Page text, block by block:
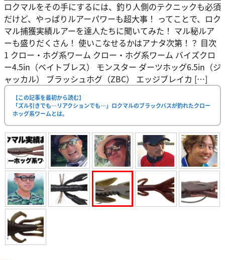
ロクマルをその手にするには、釣り人側のテクニックも必須
だけど、やっぱりルアーパワーも超大事！ ってことで、ロク
マル捕獲実績ルアーを達人たちに聞いてみた！ マル秘ルア
ーも盛りだくさん！ 使いこなせるかはアナタ次第！？ 目次
1 クロー・ホグ系ワーム クロー・ホグ系ワーム バイズクロ
ー4.5in（ベイトブレス） モンスター ダーツホッグ6.5in（ジ
ャッカル） ブラッシュホグ（ZBC） エッジブレイカ […]
【この記事を最初から読む】
「ズル引きでも…リアクションでも…」ロクマルのブラックバスが釣れたクロー
ホッグ系ワームとは。